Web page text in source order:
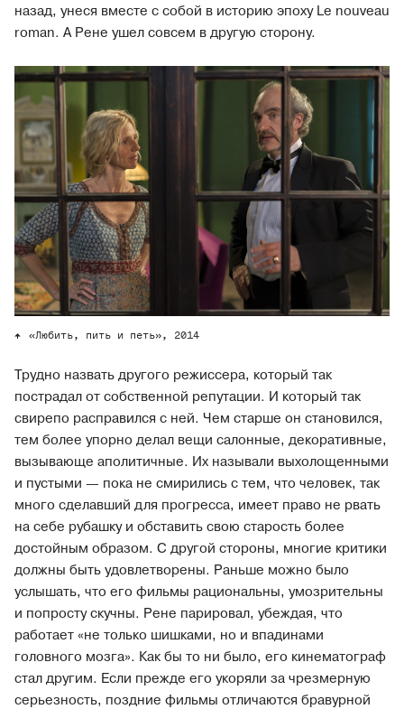
назад, унеся вместе с собой в историю эпоху Le nouveau
roman. А Рене ушел совсем в другую сторону.
«Любить, пить и петь», 2014
Трудно назвать другого режиссера, который так
пострадал от собственной репутации. И который так
свирепо расправился с ней. Чем старше он становился,
тем более упорно делал вещи салонные, декоративные,
вызывающе аполитичные. Их называли выхолощенными
и пустыми — пока не смирились с тем, что человек, так
много сделавший для прогресса, имеет право не рвать
на себе рубашку и обставить свою старость более
достойным образом. С другой стороны, многие критики
должны быть удовлетворены. Раньше можно было
услышать, что его фильмы рациональны, умозрительны
и попросту скучны. Рене парировал, убеждая, что
работает «не только шишками, но и впадинами
головного мозга». Как бы то ни было, его кинематограф
стал другим. Если прежде его укоряли за чрезмерную
серьезность, поздние фильмы отличаются бравурной